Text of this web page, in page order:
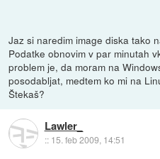
Jaz si naredim image diska tako
Podatke obnovim v par minutah
problem je, da moram na
posodabljat, medtem ko mi na
Štekaš?
Lawler_
:: 15. feb 2009, 14:51